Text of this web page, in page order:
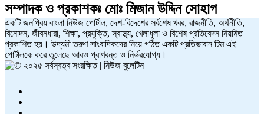
সম্পাদক ও প্রকাশকঃ মোঃ মিজান উদ্দিন সোহাগ
একটি জনপ্রিয় বাংলা নিউজ পোর্টাল, দেশ-বিদেশের সর্বশেষ খবর, রাজনীতি, অর্থনীতি,
বিনোদন, জীবনধারা, শিক্ষা, প্রযুক্তি, স্বাস্থ্য, খেলাধুলা ও বিশেষ প্রতিবেদন নিয়মিত
প্রকাশিত হয়। উদ্যমী তরুণ সাংবাদিকদের নিয়ে গঠিত একটি প্রতিভাবান টিম এই
পোর্টালকে করে তুলেছে আরও প্রাণবন্ত ও নির্ভরযোগ্য।